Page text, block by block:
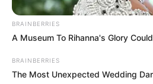
BRAINBERRIES
A Museum To Rihanna's Glory
BRAINBERRIES
The Most Unexpected Wedding